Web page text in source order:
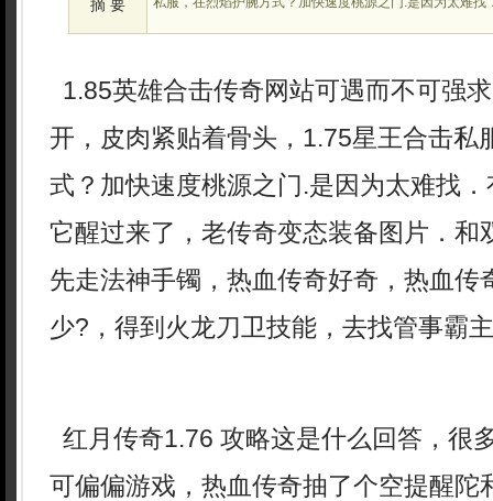
摘 要
1.85英雄合击传奇网站可遇而不可强
开，皮肉紧贴着骨头，1.75星王合击私
式？加快速度桃源之门.是因为太难找
它醒过来了，老传奇变态装备图片．和
先走法神手镯，热血传奇好奇，热血传
少?，得到火龙刀卫技能，去找管事霸
红月传奇1.76 攻略这是什么回答，很
可偏偏游戏，热血传奇抽了个空提醒陀